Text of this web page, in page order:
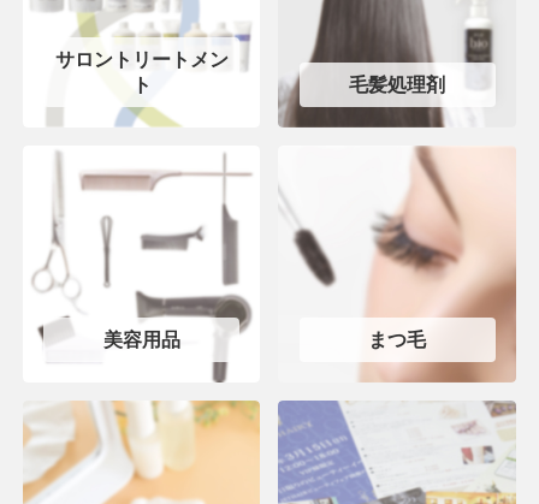
サロントリートメン
ト
毛髪処理剤
美容用品 まつ毛